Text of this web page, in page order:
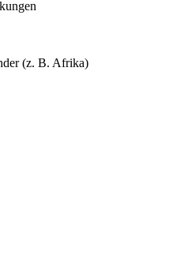
(z. B. Afrika)